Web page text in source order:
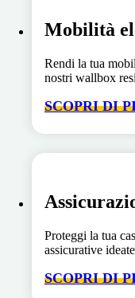
Mobilità
Rendi la tua
nostri wallbox
SCOPRI DI
Proteggi la tua
assicurative
SCOPRI DI